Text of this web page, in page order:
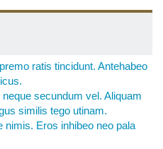
ratis tincidunt. Antehabeo
secundum vel. Aliquam
similis tego utinam.
nimis. Eros inhibeo neo pala